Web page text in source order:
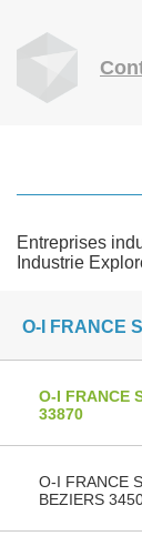
Entreprises
Industrie
O-I FRANCE
O-I FRANCE
33870
O-I FRANCE
BEZIERS